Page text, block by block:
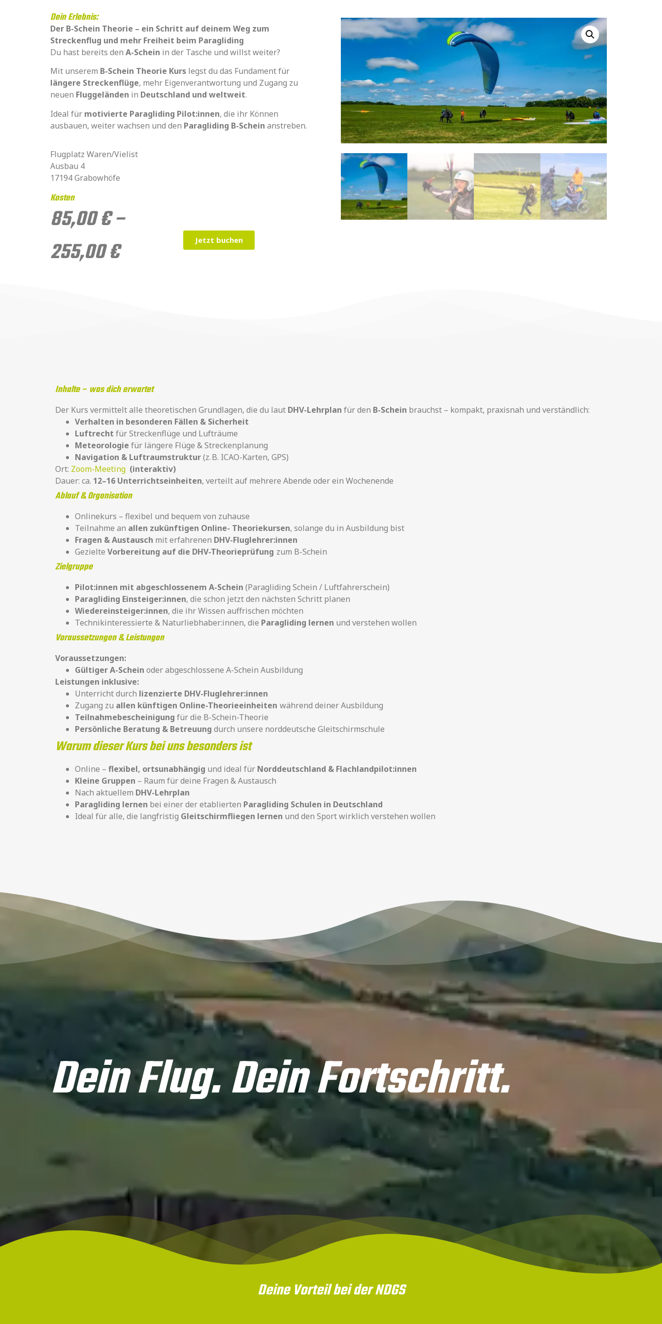
Dein Erlebnis:
Der B-Schein Theorie – ein Schritt auf deinem Weg zum
Streckenflug und mehr Freiheit beim Paragliding
Du hast bereits den A-Schein in der Tasche und willst weiter?
Mit unserem B-Schein Theorie Kurs legst du das Fundament für
längere Streckenflüge, mehr Eigenverantwortung und Zugang zu
neuen Fluggeländen in Deutschland und weltweit.
Ideal für motivierte Paragliding Pilot:innen, die ihr Können
ausbauen, weiter wachsen und den Paragliding B-Schein anstreben.
Flugplatz Waren/Vielist
Ausbau 4
17194 Grabowhöfe
Kosten
85,00€–
255,00€ Jetzt buchen
Inhalte – was dich erwartet
Der Kurs vermittelt alle theoretischen Grundlagen, die du laut DHV-Lehrplan für den B-Schein brauchst – kompakt, praxisnah und verständlich:
Verhalten in besonderen Fällen & Sicherheit
Luftrecht für Streckenflüge und Lufträume
Meteorologie für längere Flüge & Streckenplanung
Navigation & Luftraumstruktur(z. B. ICAO-Karten, GPS)
Ort: Zoom-Meeting (interaktiv)
Dauer: ca. 12–16 Unterrichtseinheiten, verteilt auf mehrere Abende oder ein Wochenende
Ablauf & Organisation
Onlinekurs – flexibel und bequem von zuhause
Teilnahme an allen zukünftigen Online- Theoriekursen, solange du in Ausbildung bist
Fragen & Austausch mit erfahrenen DHV-Fluglehrer:innen
Gezielte Vorbereitung auf die DHV-Theorieprüfung zum B-Schein
Zielgruppe
Pilot:innen mit abgeschlossenem A-Schein (Paragliding Schein / Luftfahrerschein)
Paragliding Einsteiger:innen, die schon jetzt den nächsten Schritt planen
Wiedereinsteiger:innen, die ihr Wissen auffrischen möchten
Technikinteressierte & Naturliebhaber:innen, die Paragliding lernen und verstehen wollen
Voraussetzungen & Leistungen
Voraussetzungen:
Gültiger A-Schein oder abgeschlossene A-Schein Ausbildung
Leistungen inklusive:
Unterricht durch lizenzierte DHV-Fluglehrer:innen
Zugang zu allen künftigen Online-Theorieeinheiten während deiner Ausbildung
Teilnahmebescheinigung für die B-Schein-Theorie
Persönliche Beratung & Betreuung durch unsere norddeutsche Gleitschirmschule
Warum dieser Kurs bei uns besonders ist
Online – flexibel, ortsunabhängig und ideal für Norddeutschland & Flachlandpilot:innen
Kleine Gruppen – Raum für deine Fragen & Austausch
Nach aktuellem DHV-Lehrplan
Paragliding lernen bei einer der etablierten Paragliding Schulen in Deutschland
Ideal für alle, die langfristig Gleitschirmfliegen lernen und den Sport wirklich verstehen wollen
Dein Flug. Dein Fortschritt.
Deine Vorteil bei der NDGS